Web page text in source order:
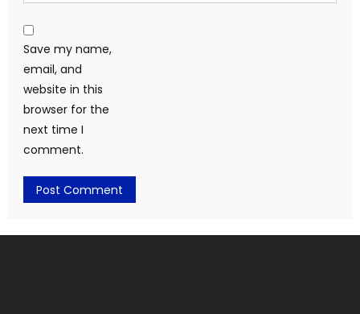
Save my name,
email, and
website in this
browser for the
next time I
comment.